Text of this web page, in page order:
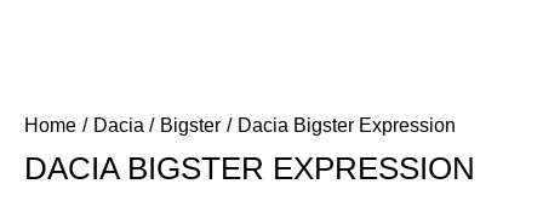
Home Dacia Bigster Dacia Bigster Expression
DACIA BIGSTER EXPRESSION